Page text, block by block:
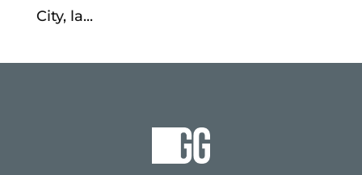
City, la...